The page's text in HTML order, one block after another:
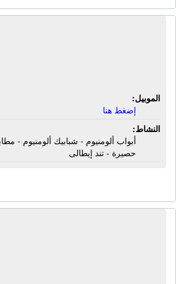
الموبيل:
إضغط هنا
النشاط:
أبواب ألومنيوم - شبابيك ألومنيوم -
حصيرة - تند إيطالى